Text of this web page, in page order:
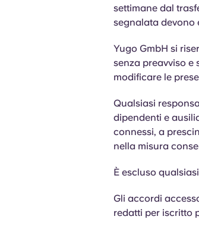
settimane dal
segnalata devono
Yugo GmbH si
senza preavviso e
modificare le
Qualsiasi
dipendenti e
connessi, a
nella misura
È escluso
Gli accordi
redatti per iscritto